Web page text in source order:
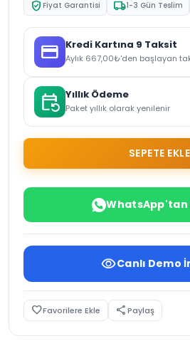
verified_user Fiyat Garantisi local_shipping1-3 Gün Teslim
credit_card Kredi Kartına 9 Taksit
Aylık 667,00₺'den başlayan
event_repeat Yıllık Ödeme
Paket yıllık olarak yenilenir
SEPETE EKLE
WhatsApp'tan
visibilityCanlı Demo
favorite_borderFavorilere Ekle sharePaylaş